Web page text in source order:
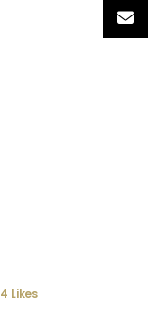
4 Likes